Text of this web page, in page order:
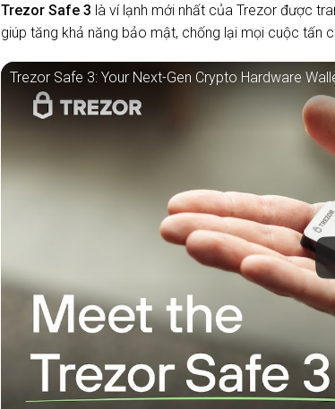
Trezor Safe 3 là ví lạnh mới nhất của Trezor được
giúp tăng khả năng bảo mật, chống lại mọi cuộc tấn
Trezor Safe 3: Your Next-Gen Crypto Hardware